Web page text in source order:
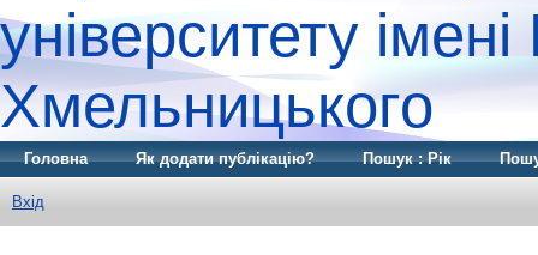
університету
Хмельницького
Головна Як додати публікацію? Пошук : Рік
Вхід